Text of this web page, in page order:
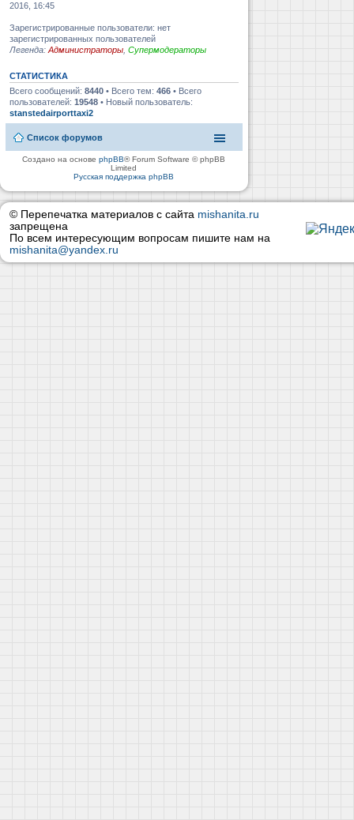
2016, 16:45
Зарегистрированные пользователи: нет
зарегистрированных пользователей
Легенда: Администраторы Супермодераторы
СТАТИСТИКА
Всего сообщений: 8440 • Всего тем: 466 • Всего
пользователей: 19548 • Новый пользователь:
stanstedairporttaxi2
Список форумов
Создано на основеphpBB® Forum Software © phpBB
Limited
Русская поддержка phpBB
© Перепечатка материалов с сайта mishanita.ru
запрещена
По всем интересующим вопросам пишите нам на
mishanita@yandex.ru